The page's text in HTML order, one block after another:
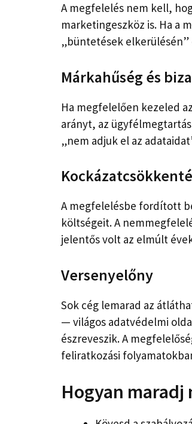
A megfelelés nem kell,
marketingeszköz is. Ha a
„büntetések
Márkahűség és
Ha megfelelően kezeled
arányt, az
„nem adjuk el az
A megfelelésbe fordított
költségeit. A
jelentős volt az elmúlt
Versenyelőny
Sok cég lemarad az
— világos adatvédelmi
észreveszik. A
feliratkozási
Hogyan maradj